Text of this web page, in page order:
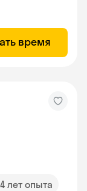
время
лет опыта